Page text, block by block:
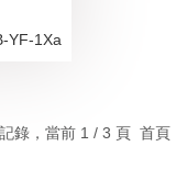
YF-1Xa
錄，當前 1 / 3 頁 首